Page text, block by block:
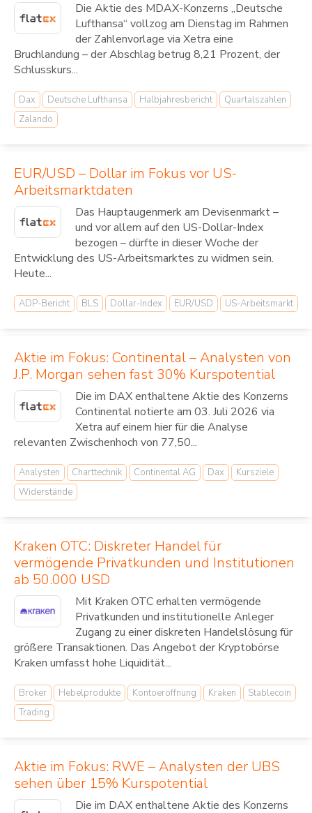
Die Aktie des MDAX-Konzerns „Deutsche
Lufthansa“ vollzog am Dienstag im Rahmen
der Zahlenvorlage via Xetra eine
Bruchlandung – der Abschlag betrug 8,21 Prozent, der
Schlusskurs...
Dax Deutsche Lufthansa Halbjahresbericht
Quartalszahlen
Zalando
EUR/USD – Dollar im Fokus vor US-
Arbeitsmarktdaten
Das Hauptaugenmerk am Devisenmarkt –
und vor allem auf den US-Dollar-Index
bezogen – dürfte in dieser Woche der
Entwicklung des US-Arbeitsmarktes zu widmen sein.
Heute...
ADP-Bericht BLS Dollar-Index EUR/USD US-Arbeitsmarkt
Aktie im Fokus: Continental – Analysten von
J.P. Morgan sehen fast 30% Kurspotential
Die im DAX enthaltene Aktie des Konzerns
Continental notierte am 03. Juli 2026 via
Xetra auf einem hier für die Analyse
relevanten Zwischenhoch von 77,50...
Analysten Charttechnik Continental AG Dax
Kursziele
Widerstände
Kraken OTC: Diskreter Handel für
vermögende Privatkunden und Institutionen
ab 50.000 USD
Mit Kraken OTC erhalten vermögende
Privatkunden und institutionelle Anleger
Zugang zu einer diskreten Handelslösung für
größere Transaktionen. Das Angebot der Kryptobörse
Kraken umfasst hohe Liquidität...
Broker Hebelprodukte Kontoeröffnung Kraken
Stablecoin
Trading
Aktie im Fokus: RWE – Analysten der UBS
sehen über 15% Kurspotential
Die im DAX enthaltene Aktie des Konzerns